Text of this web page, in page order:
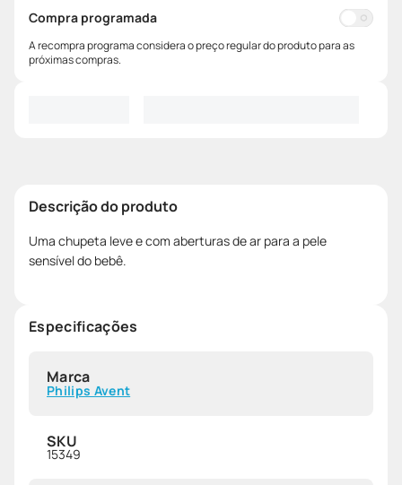
Compra programada
A recompra programa considera o preço regular do produto para as
próximas compras.
Descrição do produto
Uma chupeta leve e com aberturas de ar para a pele
sensível do bebê.
Especificações
Marca
Philips Avent
SKU
15349